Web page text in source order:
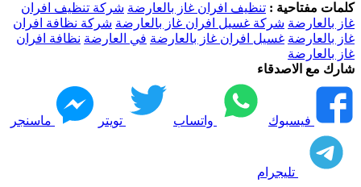
كلمات مفتاحية : تنظيف افران غاز بالعارضة شركة تنظيف افران
غاز بالعارضة شركة غسيل افران غاز بالعارضة شركة نظافة افران
غاز بالعارضة غسيل افران غاز بالعارضة في العارضة نظافة افران
غاز بالعارضة
شارك مع الاصدقاء
فيسبوك واتساب تويتر ماسنجر
تليجرام